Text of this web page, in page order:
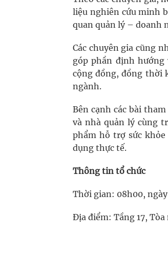
liệu nghiên cứu minh
quan quản lý – doanh
Các chuyên gia cũng
góp phần định hướng
cộng đồng, đồng thời
ngành.
Bên cạnh các bài
và nhà quản lý cùng
phẩm hỗ trợ sức
dụng thực tế.
Thông tin tổ chức
Thời gian: 08h00,
Địa điểm: Tầng 17,